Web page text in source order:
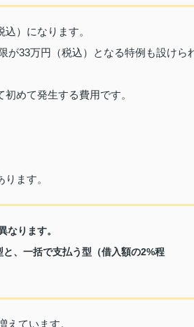
）になります。
が33万円（税込）となる特例も設けら
めて発生する費用です。
ます。
ります。
、一括で支払う型（借入額の2%程
ています。